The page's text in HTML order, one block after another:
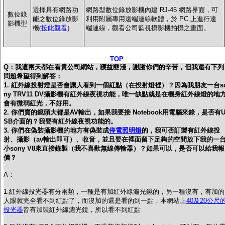
數位錄
影機型
選擇具有網路功
能之數位錄放影
機(按此觀看)
網路型數位錄放影機內建 RJ-45 網路界面，可
利用附屬專用遠端連線軟體，於 PC 上進行遠
端連線，觀看公司監視攝影機拍攝之畫面。
TOP
Q：我這兩天都在看貴公司網站，獲益匪淺，謝謝你們的辛苦，但我還有下列
問題希望得到解答：
1. 紅外線投射燈是否會讓人看到一個紅點（在投射燈裡）？因為我朋友一台
ny TRV11 DV攝影機有紅外線夜視功能，唯一缺點就是在機身紅外線燈的地
會有微弱紅光，不好用。
2. 你們賣的鏡頭大都是AV輸出，如果我要接 Notebook用電腦來錄，是否有U
SB介面的？我要有紅外線夜視功能的。
3. 你們在偽裝攝影機的地方有偽裝成停電照明燈的，我可否訂製有紅外線投
射、攝影（av輸出即可）、收音，並且要在裡面留下足夠的空間放下我的一
小sony V8來直接錄製（我不喜歡無線傳輸器）？如果可以，是否可以給我報
價？
A：
1.紅外線投光器有分兩類，一種是有加紅外線濾光鏡的，另一種沒有，有加的
人眼就完全看不到紅點了，而沒加的還是看的到一點，本網站上40及20公尺
投光器皆有加裝紅外線濾光鏡，所以看不到紅點